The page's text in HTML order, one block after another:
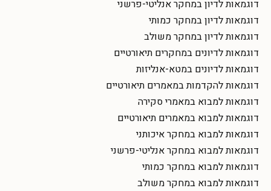
דוגמאות לדיון במחקר אנליטי-פרשני
דוגמאות לדיון במחקר כמותי
דוגמאות לדיון במחקר משולב
דוגמאות לדיונים במחקרים תיאורטיים
דוגמאות לדיונים במטא-אנליזות
דוגמאות להקדמות במאמרים תיאורטיים
דוגמאות למבוא במאמרי סקירה
דוגמאות למבוא במאמרים תיאורטיים
דוגמאות למבוא במחקר איכותני
דוגמאות למבוא במחקר אנליטי-פרשני
דוגמאות למבוא במחקר כמותי
דוגמאות למבוא במחקר משולב